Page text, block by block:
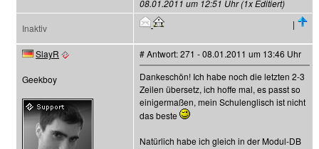
08.01.2011 um 12:51 Uhr (1x Editiert)
Inaktiv |
SlayR
Geekboy
# Antwort: 271 - 08.01.2011 um 13:46 Uhr
Dankeschön! Ich habe noch die letzten 2-3
Zeilen übersetz, ich hoffe mal, es passt so
einigermaßen, mein Schulenglisch ist nicht
das beste
Natürlich habe ich gleich in der Modul-DB